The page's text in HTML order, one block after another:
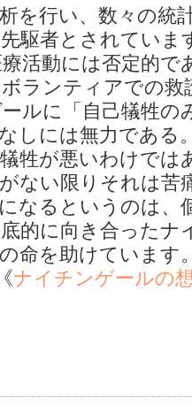
を行い、数々の統
駆者とされていま
活動には否定的で
ランティアでの救
ルに「自己犠牲の
しには無力である
牲が悪いわけでは
ない限りそれは
なるというのは、
的に向き合ったナ
命を助けています
ナイチンゲールの